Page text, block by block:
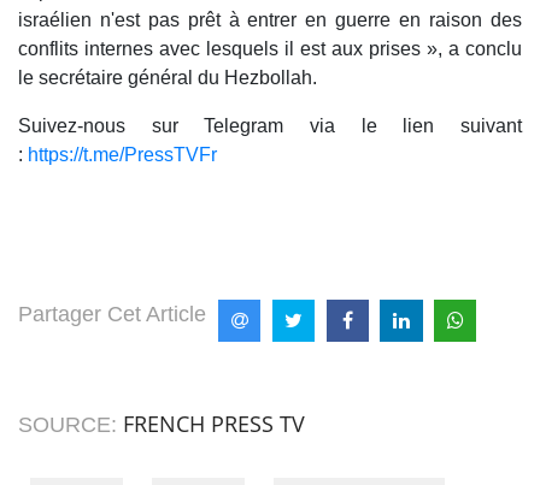
israélien n'est pas prêt à entrer en guerre en raison des
conflits internes avec lesquels il est aux prises », a conclu
le secrétaire général du Hezbollah.
Suivez-nous sur Telegram via le lien suivant
: https://t.me/PressTVFr
Partager Cet Article
SOURCE: FRENCH PRESS TV